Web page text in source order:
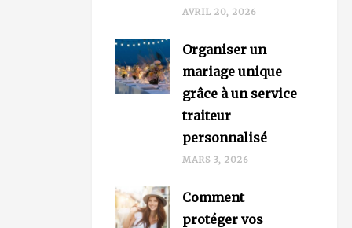
AVRIL 20, 2026
Organiser un
mariage unique
grâce à un service
traiteur
personnalisé
MARS 3, 2026
Comment
protéger vos